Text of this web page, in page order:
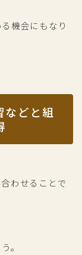
機会にもなり
などと組
わせることで
。